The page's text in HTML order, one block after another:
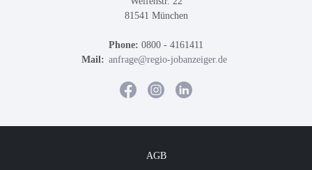
81541 München
Phone: 0800 - 4161411
Mail: anfrage@regio-jobanzeiger.de
AGB